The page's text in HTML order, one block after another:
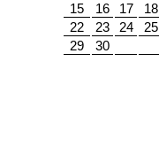
15
16 17
18
22
23 24
25
29
30